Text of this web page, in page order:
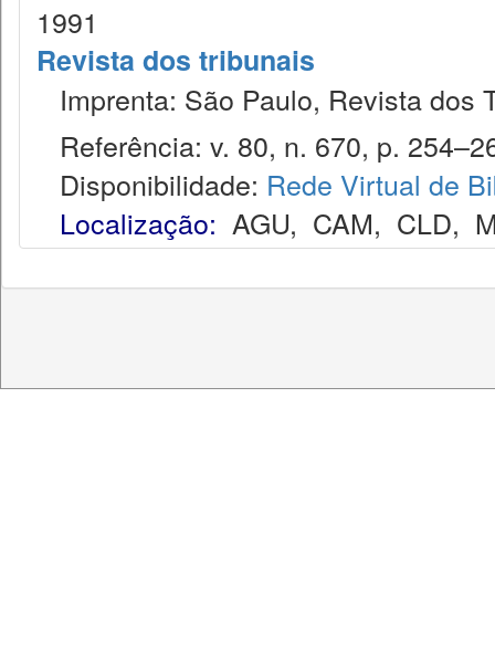
1991
Revista dos tribunais
Imprenta: São Paulo, Revista dos
Referência: v. 80, n. 670, p.
Disponibilidade: Rede Virtual de
Localização: AGU, CAM, CLD,